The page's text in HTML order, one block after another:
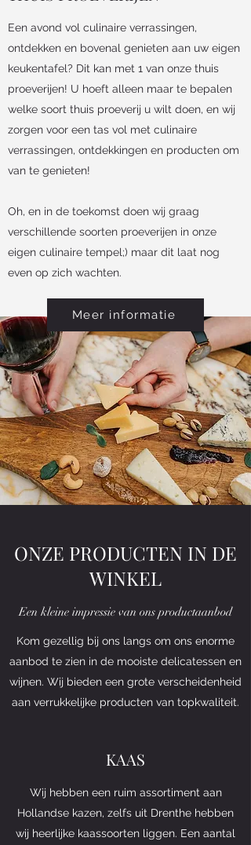
Een avond vol culinaire verrassingen,
ontdekken en bovenal genieten aan uw eigen
keukentafel? Dit kan met 1 van onze thuis
proeverijen! U hoeft alleen maar te bepalen
welke soort thuis proeverij u wilt doen, en wij
zorgen voor een tas vol met culinaire
verrassingen, ontdekkingen en producten om
van te genieten!
Oh, en in de toekomst doen wij graag
verschillende soorten proeverijen in onze
eigen culinaire tempel;) maar dit laat nog
even op zich wachten.
Meer informatie
ONZE PRODUCTEN IN DE
WINKEL
Een kleine impressie van ons productaanbod
Kom gezellig bij ons langs om ons enorme
aanbod te zien in de mooiste delicatessen en
wijnen. Wij bieden een grote verscheidenheid
aan verrukkelijke producten van topkwaliteit.
KAAS
Wij hebben een ruim assortiment aan
Hollandse kazen, zelfs uit Drenthe hebben
wij heerlijke kaassoorten liggen. Een aantal